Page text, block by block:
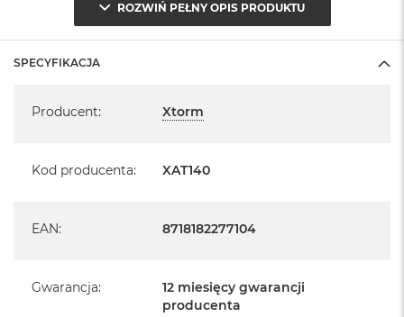
ROZWIŃ PEŁNY OPIS PRODUKTU
SPECYFIKACJA
Producent: Xtorm
Kod producenta: XAT140
EAN: 8718182277104
Gwarancja:
12 miesięcy gwarancji
producenta